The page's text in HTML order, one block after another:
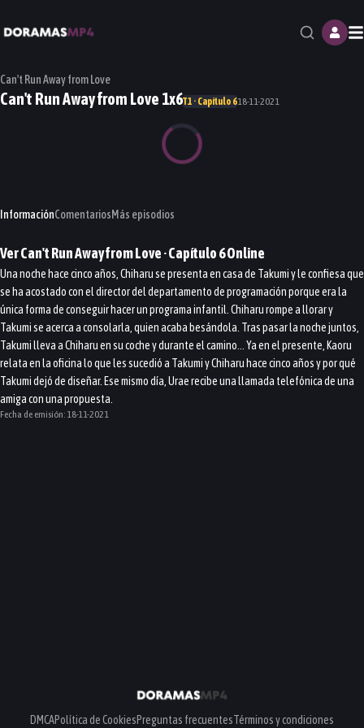
Can't Run Away from Love
Can't Run Away from Love 1x6T1 · Capítulo 618-11-2021
InformaciónComentariosMás episodios
VerCan't Run Away from Love· Capítulo6Online
Una noche hace cinco años, Chiharu se presenta en casa de Takumi y le confiesa que
se ha acostado con el director del departamento de programación porque era la
única forma de conseguir hacer un programa infantil. Chiharu rompe a llorar y
Takumi se acerca a consolarla, quien acaba besándola. Tras pasar la noche juntos,
Takumi lleva a Chiharu en su coche y durante el camino… Ya en el presente, Kaoru
relata en la oficina lo que les sucedió a Takumi y Chiharu hace cinco años y por qué
Takumi dejó de diseñar. Ese mismo día, Urae recibe una llamada telefónica de una
amiga con una propuesta.
Fecha de emisión: 18-11-2021
DMCAPolítica de CookiesPreguntas frecuentesTérminos y condiciones